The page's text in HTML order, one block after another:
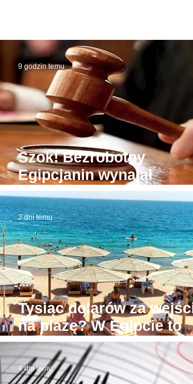
Szok! Bezrobotny
Egipcjanin wynajął
budynek sądu. W
roboty todze wyłudzał
łapówki od naiwnych
9 godzin temu
Tysiąc dolarów za
na plażę? W Egipcie to
możliwe! Stąd awantury
2 dni temu
4 dni temu